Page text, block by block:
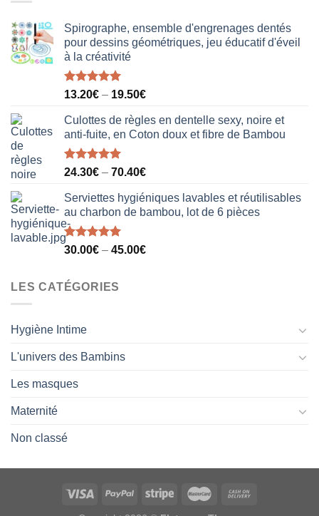
Spirographe, ensemble d'engrenages dentés
pour dessins géométriques, jeu éducatif d'éveil
à la créativité
Note5.00
13.20€ – 19.50€
Culottes de règles en dentelle sexy, noire et
anti-fuite, en Coton doux et fibre de Bambou
Note5.00
24.30€ – 70.40€
Serviettes hygiéniques lavables et réutilisables
au charbon de bambou, lot de 6 pièces
Note5.00
30.00€ – 45.00€
LES CATÉGORIES
Hygiène Intime
L'univers des Bambins
Les masques
Maternité
Non classé